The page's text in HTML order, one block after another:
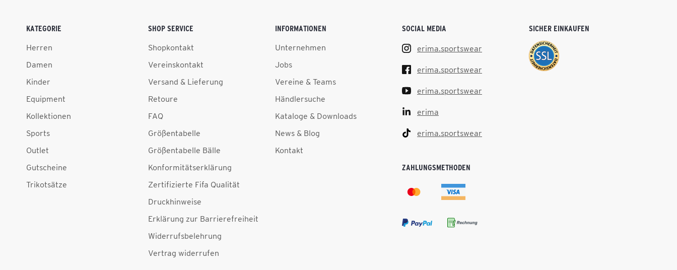
KATEGORIE
Herren
Damen
Kinder
Equipment
Kollektionen
Sports
Outlet
Gutscheine
Trikotsätze
SHOP SERVICE
Shopkontakt
Vereinskontakt
Versand & Lieferung
Retoure
FAQ
Größentabelle
Größentabelle Bälle
Konformitätserklärung
Zertifizierte Fifa Qualität
Druckhinweise
Erklärung zur Barrierefreiheit
Widerrufsbelehrung
Vertrag widerrufen
INFORMATIONEN
Unternehmen
Jobs
Vereine & Teams
Händlersuche
Kataloge & Downloads
News & Blog
Kontakt
SOCIAL MEDIA
erima.sportswear
erima.sportswear
erima.sportswear
erima
erima.sportswear
ZAHLUNGSMETHODEN
SICHER EINKAUFEN